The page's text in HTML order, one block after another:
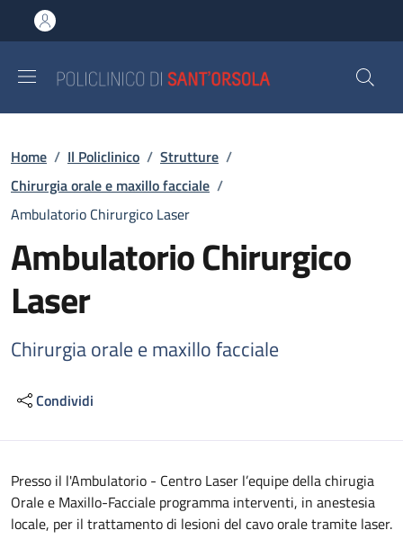
al contenuto principale
to footer content
Briciole di pane
Home / Il Policlinico / Strutture /
Chirurgia orale e maxillo facciale /
Ambulatorio Chirurgico Laser
Ambulatorio Chirurgico
Laser
Chirurgia orale e maxillo facciale
Condividi
Descrizione
Presso il l'Ambulatorio - Centro Laser l’equipe della chirugia
Orale e Maxillo-Facciale programma interventi, in anestesia
locale, per il trattamento di lesioni del cavo orale tramite laser.